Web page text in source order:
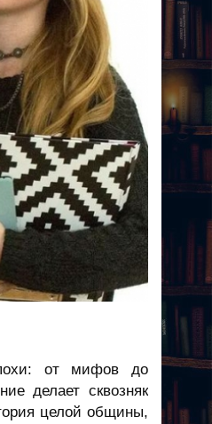
от мифов до
делает сквозняк
целой общины,